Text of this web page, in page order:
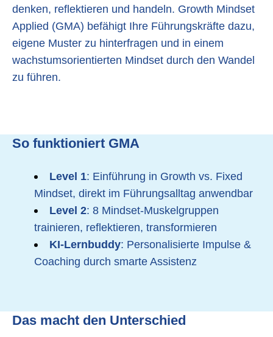
denken, reflektieren und handeln. Growth Mindset
Applied (GMA) befähigt Ihre Führungskräfte dazu,
eigene Muster zu hinterfragen und in einem
wachstumsorientierten Mindset durch den Wandel
zu führen.
So funktioniert GMA
Level 1: Einführung in Growth vs. Fixed
Mindset, direkt im Führungsalltag anwendbar
Level 2: 8 Mindset-Muskelgruppen
trainieren, reflektieren, transformieren
KI-Lernbuddy: Personalisierte Impulse &
Coaching durch smarte Assistenz
Das macht den Unterschied